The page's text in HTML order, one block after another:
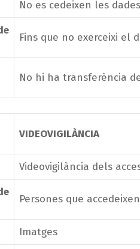
No es cedeixen les
Fins que no exerceixi el
No hi ha transferència
VIDEOVIGILÀNCIA
Videovigilància dels
Persones que
Imatges